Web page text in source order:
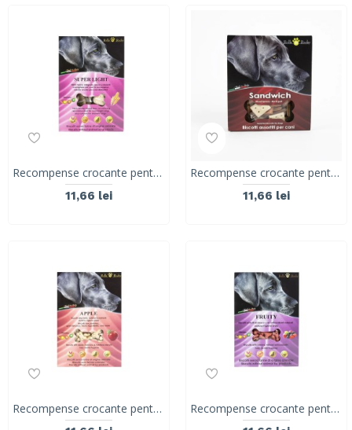
Recompense crocante pentru caini ROLLS ROCKY SUPER LIGHT, biscuiti sanatosi, 300g
11,66 lei
Recompense crocante pentru caini ROLLS ROCKY Sandwich, biscuiti cu carne, 300g
11,66 lei
Recompense crocante pentru caini ROLLS ROCKY ROLLS ROCKY BISCUIȚI CU mar, 300 g Recompense crocante pentru caini ROLLS ROCKY ROLLS ROCKY BISCUIȚI CU FRUCTE DE PADURE, 300 g